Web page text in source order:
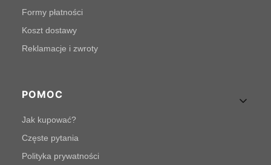
Formy płatności
Koszt dostawy
Reklamacje i zwroty
POMOC
Jak kupować?
Częste pytania
Polityka prywatności